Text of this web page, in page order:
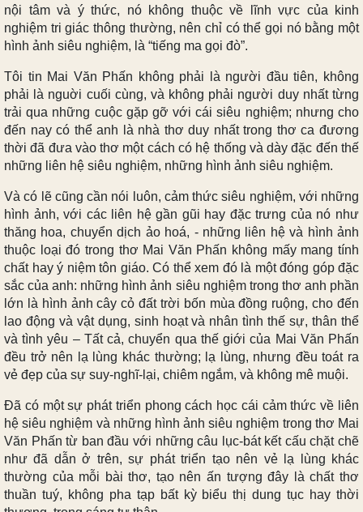
nội tâm và ý thức, nó không thuộc về lĩnh vực của kinh
nghiệm tri giác thông thường, nên chỉ có thể gọi nó bằng một
hình ảnh siêu nghiệm, là “tiếng ma gọi đò”.
Tôi tin Mai Văn Phấn không phải là người đầu tiên, không
phải là nguời cuối cùng, và không phải người duy nhất từng
trải qua những cuộc gặp gỡ với cái siêu nghiệm; nhưng cho
đến nay có thể anh là nhà thơ duy nhất trong thơ ca đương
thời đã đưa vào thơ một cách có hệ thống và dày đặc đến thế
những liên hệ siêu nghiệm, những hình ảnh siêu nghiệm.
Và có lẽ cũng cần nói luôn, cảm thức siêu nghiệm, với những
hình ảnh, với các liên hệ gần gũi hay đặc trưng của nó như
thăng hoa, chuyển dịch ảo hoá, - những liên hệ và hình ảnh
thuộc loại đó trong thơ Mai Văn Phấn không mấy mang tính
chất hay ý niệm tôn giáo. Có thể xem đó là một đóng góp đặc
sắc của anh: những hình ảnh siêu nghiệm trong thơ anh phần
lớn là hình ảnh cây cỏ đất trời bốn mùa đồng ruộng, cho đến
lao động và vật dụng, sinh hoạt và nhân tình thế sự, thân thể
và tình yêu – Tất cả, chuyển qua thế giới của Mai Văn Phấn
đều trở nên lạ lùng khác thường; lạ lùng, nhưng đều toát ra
vẻ đẹp của sự suy-nghĩ-lại, chiêm ngắm, và không mê muội.
Đã có một sự phát triển phong cách học cái cảm thức về liên
hệ siêu nghiệm và những hình ảnh siêu nghiệm trong thơ Mai
Văn Phấn từ ban đầu với những câu lục-bát kết cấu chặt chẽ
như đã dẫn ở trên, sự phát triển tạo nên vẻ lạ lùng khác
thường của mỗi bài thơ, tạo nên ấn tượng đây là chất thơ
thuần tuý, không pha tạp bất kỳ biểu thị dung tục hay thời